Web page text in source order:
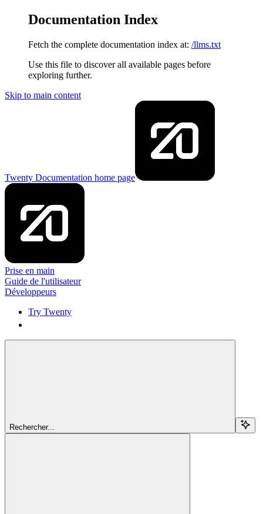
Documentation Index
Fetch the complete documentation index at: /llms.txt
Use this file to discover all available pages before
exploring further.
Skip to main content
Twenty Documentation home page
Prise en main
Guide de l'utilisateur
Développeurs
Try Twenty
Rechercher...